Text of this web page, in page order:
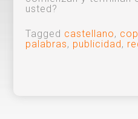
usted?
Tagged castellano,
palabras, publicidad,